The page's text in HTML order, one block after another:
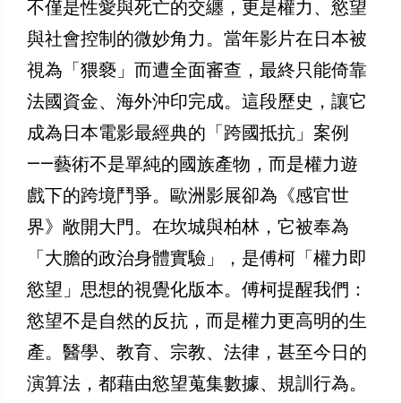
不僅是性愛與死亡的交纏，更是權力、慾望
與社會控制的微妙角力。當年影片在日本被
視為「猥褻」而遭全面審查，最終只能倚靠
法國資金、海外沖印完成。這段歷史，讓它
成為日本電影最經典的「跨國抵抗」案例
——藝術不是單純的國族產物，而是權力遊
戲下的跨境鬥爭。歐洲影展卻為《感官世
界》敞開大門。在坎城與柏林，它被奉為
「大膽的政治身體實驗」，是傅柯「權力即
慾望」思想的視覺化版本。傅柯提醒我們：
慾望不是自然的反抗，而是權力更高明的生
產。醫學、教育、宗教、法律，甚至今日的
演算法，都藉由慾望蒐集數據、規訓行為。